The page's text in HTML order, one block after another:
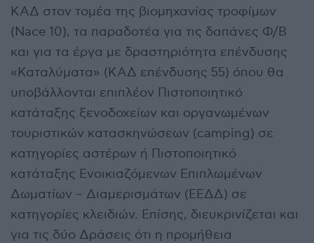
ΚΑΔ στον τομέα της βιομηχανίας τροφίμων
(Νace 10), τα παραδοτέα για τις δαπάνες Φ/Β
και για τα έργα με δραστηριότητα επένδυσης
«Καταλύματα» (ΚΑΔ επένδυσης 55) όπου θα
υποβάλλονται επιπλέον Πιστοποιητικό
κατάταξης ξενοδοχείων και οργανωμένων
τουριστικών κατασκηνώσεων (camping) σε
κατηγορίες αστέρων ή Πιστοποιητικό
κατάταξης Ενοικιαζόμενων Επιπλωμένων
Δωματίων – Διαμερισμάτων (ΕΕΔΔ) σε
κατηγορίες κλειδιών. Επίσης, διευκρινίζεται και
για τις δύο Δράσεις ότι η προμήθεια